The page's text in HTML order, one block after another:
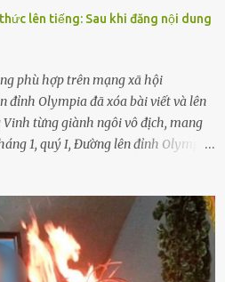
lỡ cơ hội và gặp nguy hiểm. Trẻ con
trẻ còn nhỏ nên dù có phạm sai
Nhưng nếu người lớn tuổi
lên tiếng: Sau khi đăng nội dung
phù hợp trên mạng xã hội
đỉnh Olympia đã xóa bài viết và lên
Vinh từng giành ngôi vô địch, mang
1, quý I, Đường lên đỉnh Olympia.
xúc trong dư luận. Ngay sau đó,
Tất Thành báo cáo xác nhận tài
Chu Ngọc Quang Vinh, lớp 12 Anh
từng giành ngôi vô địch, mang về